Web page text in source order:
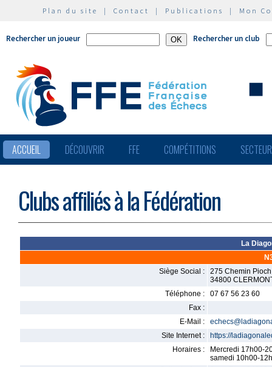
Plan du site | Contact | Publications | Mon
Rechercher un joueur Rechercher un club
ACCUEIL DÉCOUVRIR FFE COMPÉTITIONS
Clubs affiliés à la Fédération
La
Siège Social :
275 Chemin
34800
Téléphone :
07 67 56 23 60
Fax :
E-Mail :
Site Internet :
https://
Horaires :
Mercredi 17h00-
samedi 10h00-